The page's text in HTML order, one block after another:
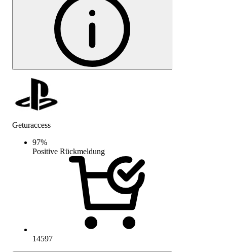
Geturaccess
97%
Positive Rückmeldung
14597